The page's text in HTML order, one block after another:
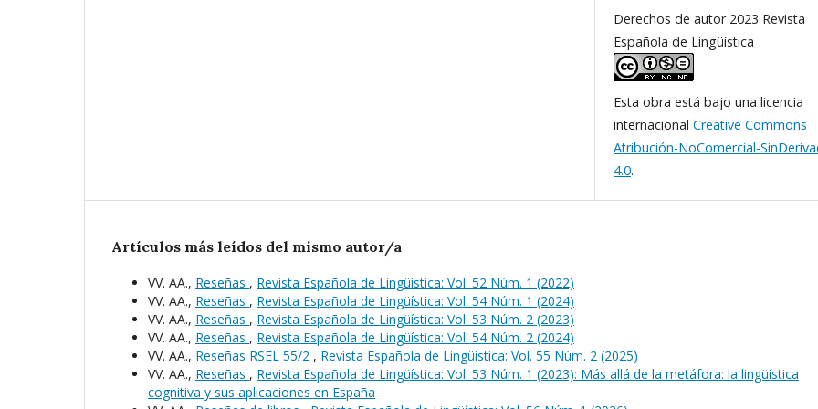
Derechos de autor 2023 Revista
Española de Lingüística
Esta obra está bajo una licencia
internacional Creative Commons
Atribución-NoComercial-
4.0.
Artículos más leídos del mismo autor/a
VV. AA., Reseñas , Revista Española de Lingüística: Vol. 52 Núm. 1 (2022)
VV. AA., Reseñas , Revista Española de Lingüística: Vol. 54 Núm. 1 (2024)
VV. AA., Reseñas , Revista Española de Lingüística: Vol. 53 Núm. 2 (2023)
VV. AA., Reseñas , Revista Española de Lingüística: Vol. 54 Núm. 2 (2024)
VV. AA., Reseñas RSEL 55/2 , Revista Española de Lingüística: Vol. 55 Núm. 2 (2025)
VV. AA., Reseñas , Revista Española de Lingüística: Vol. 53 Núm. 1 (2023): Más allá de la metáfora: la lingüística
cognitiva y sus aplicaciones en España